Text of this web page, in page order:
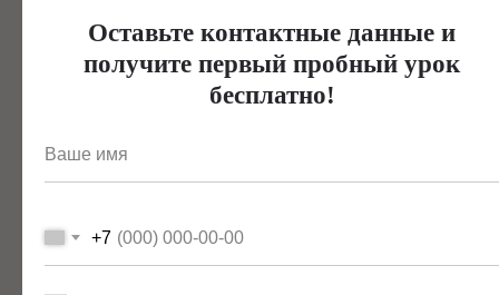
Оставьте контактные данные и
получите первый пробный урок
бесплатно!
Ваше имя
+7